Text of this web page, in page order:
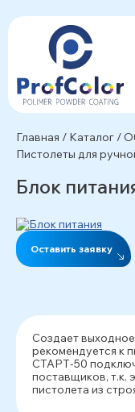
Главная / Каталог /
Пистолеты для
Блок
Оставить заявку
Создает
рекомендуется к
СТАРТ-50
поставщиков, т.к.
пистолета из